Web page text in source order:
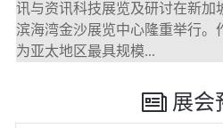
讯与资讯科技展览及研讨在新加
滨海湾金沙展览中心隆重举行。
为亚太地区最具规模...
展会